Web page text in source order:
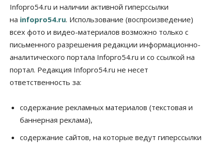
Infopro54.ru и наличии активной гиперссылки
на infopro54.ru. Использование (воспроизведение)
всех фото и видео-материалов возможно только с
письменного разрешения редакции информационно-
аналитического портала Infopro54.ru и со ссылкой на
портал. Редакция Infopro54.ru не несет
ответственность за:
содержание рекламных материалов (текстовая и
баннерная реклама),
содержание сайтов, на которые ведут гиперссылки